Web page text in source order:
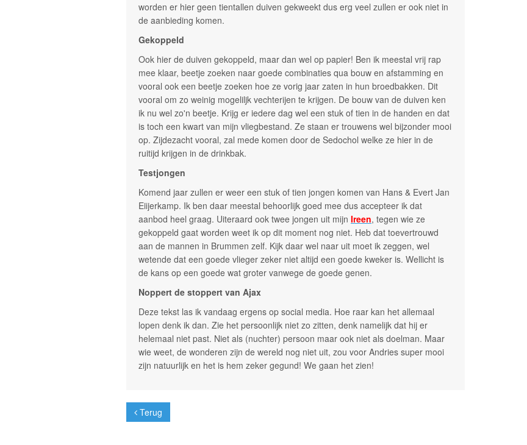
worden er hier geen tientallen duiven gekweekt dus erg veel zullen er ook niet in
de aanbieding komen.
Gekoppeld
Ook hier de duiven gekoppeld, maar dan wel op papier! Ben ik meestal vrij rap
mee klaar, beetje zoeken naar goede combinaties qua bouw en afstamming en
vooral ook een beetje zoeken hoe ze vorig jaar zaten in hun broedbakken. Dit
vooral om zo weinig mogeliljk vechterijen te krijgen. De bouw van de duiven ken
ik nu wel zo'n beetje. Krijg er iedere dag wel een stuk of tien in de handen en dat
is toch een kwart van mijn vliegbestand. Ze staan er trouwens wel bijzonder mooi
op. Zijdezacht vooral, zal mede komen door de Sedochol welke ze hier in de
ruitijd krijgen in de drinkbak.
Testjongen
Komend jaar zullen er weer een stuk of tien jongen komen van Hans & Evert Jan
Eiijerkamp. Ik ben daar meestal behoorlijk goed mee dus accepteer ik dat
aanbod heel graag. Uiteraard ook twee jongen uit mijn Ireen, tegen wie ze
gekoppeld gaat worden weet ik op dit moment nog niet. Heb dat toevertrouwd
aan de mannen in Brummen zelf. Kijk daar wel naar uit moet ik zeggen, wel
wetende dat een goede vlieger zeker niet altijd een goede kweker is. Wellicht is
de kans op een goede wat groter vanwege de goede genen.
Noppert de stoppert van Ajax
Deze tekst las ik vandaag ergens op social media. Hoe raar kan het allemaal
lopen denk ik dan. Zie het persoonlijk niet zo zitten, denk namelijk dat hij er
helemaal niet past. Niet als (nuchter) persoon maar ook niet als doelman. Maar
wie weet, de wonderen zijn de wereld nog niet uit, zou voor Andries super mooi
zijn natuurlijk en het is hem zeker gegund! We gaan het zien!
Terug